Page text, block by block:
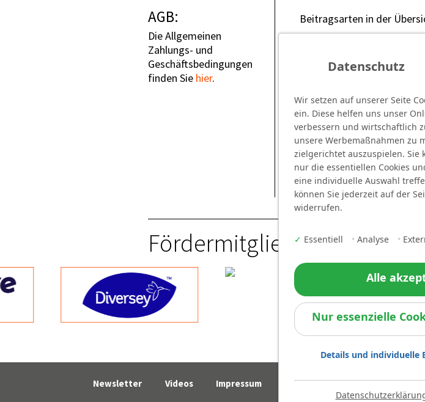
AGB:
Die Allgemeinen
Zahlungs- und
Geschäftsbedingungen
finden Sie hier.
Beitragsarten in der
Grundlagen des Creator
Content Creation
Veranstalter ist die
unter: https://
seminare/einsteigerkurs-
Fördermitglieder
Newsletter Videos Impressum Datenschutz
Datenschutz
Wir setzen auf unserer Seite
ein. Diese helfen uns unser
verbessern und wirtschaftlich
unsere Werbemaßnahmen zu
zielgerichtet auszuspielen. Sie
nur die essentiellen Cookies
eine individuelle Auswahl
können Sie jederzeit auf der
widerrufen.
✓ Essentiell • Analyse •
Alle
Nur essenzielle
Details und individuelle